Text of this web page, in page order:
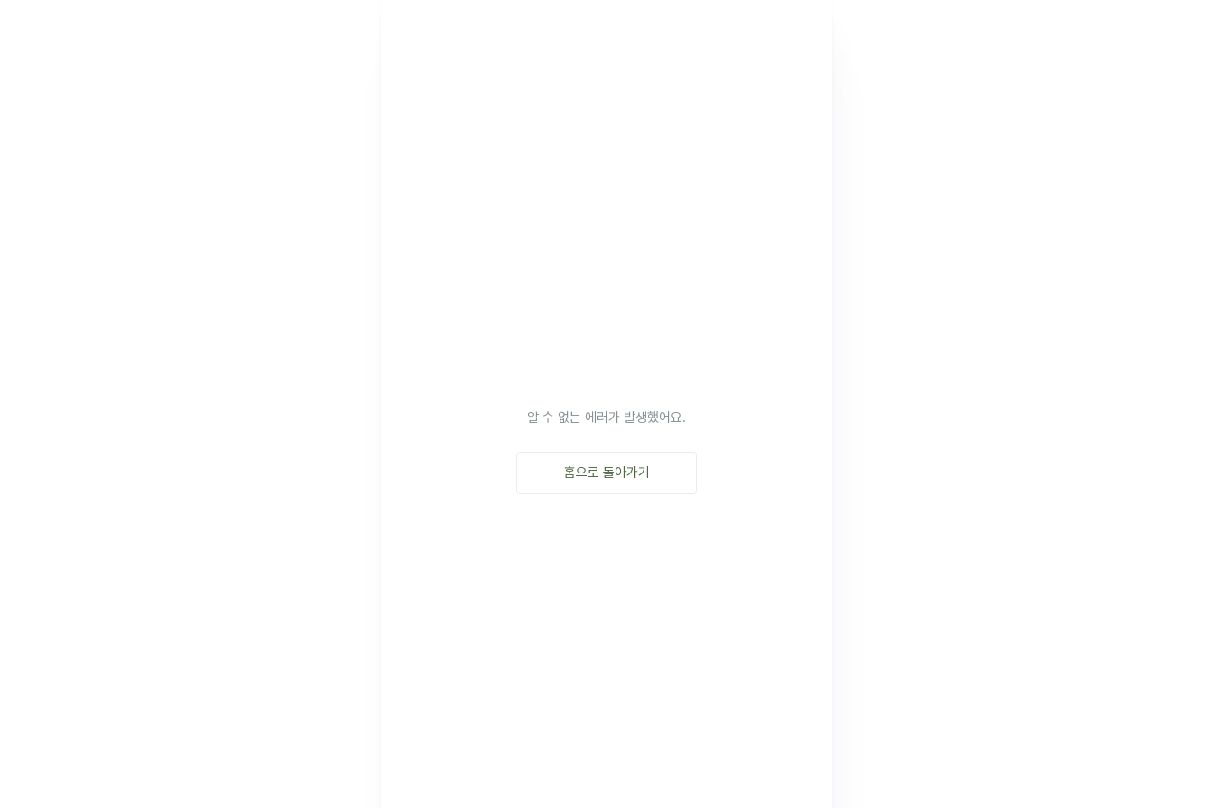
알 수 없는 에러가 발생했어요.
홈으로 돌아가기